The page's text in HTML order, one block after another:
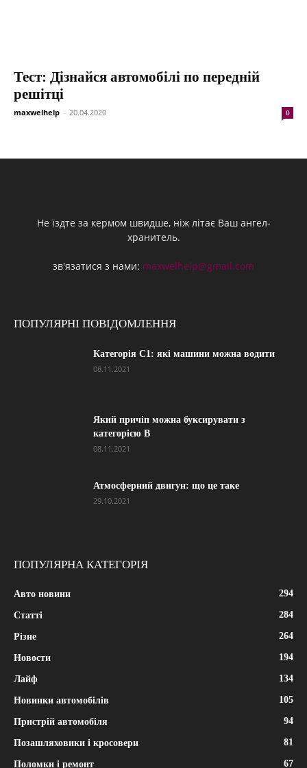
Тест: Дізнайся автомобілі по передній
решітці
maxwelhelp - 20.04.2020 0
Не їздте за кермом швидше, ніж літає Ваш ангел-
хранитель.
зв'язатися з нами: maxwelhelp@gmail.com
ПОПУЛЯРНІ ПОВІДОМЛЕННЯ
Категорія С1: які машини можна водити
08.11.2021
Який причіп можна буксирувати з
категорією В
08.11.2021
Атмосферний двигун: що це таке
29.10.2021
ПОПУЛЯРНА КАТЕГОРІЯ
Авто новини 294
Статті 284
Різне 264
Новости 194
Лайф 134
Новинки автомобілів 105
Пристрій автомобіля 94
Позашляховики і кросовери 81
Поломки і ремонт 67